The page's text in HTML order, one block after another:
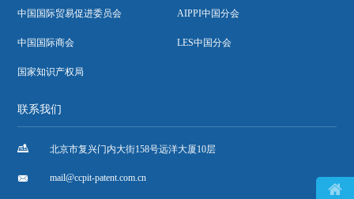
中国国际贸易促进委员会 AIPPI中国分会
中国国际商会 LES中国分会
国家知识产权局
联系我们
 北京市复兴门内大街158号远洋大厦10层
 mail@ccpit-patent.com.cn
